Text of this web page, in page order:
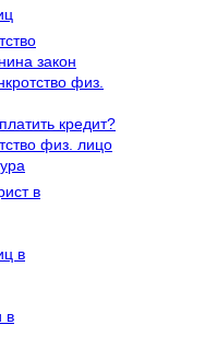
закон
физ.
кредит?
физ. лицо
в
в
в